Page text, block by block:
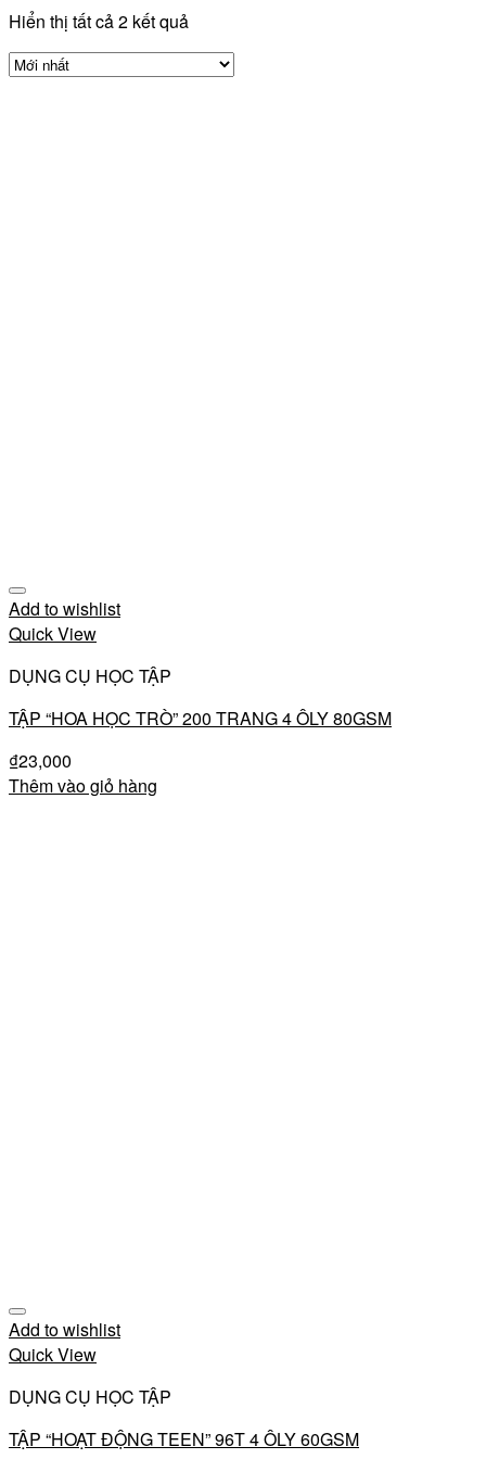
Hiển thị tất cả 2 kết quả
Add to wishlist
Quick View
DỤNG CỤ HỌC TẬP
TẬP “HOA HỌC TRÒ” 200 TRANG 4 ÔLY 80GSM
₫23,000
Thêm vào giỏ hàng
Add to wishlist
Quick View
DỤNG CỤ HỌC TẬP
TẬP “HOẠT ĐỘNG TEEN” 96T 4 ÔLY 60GSM